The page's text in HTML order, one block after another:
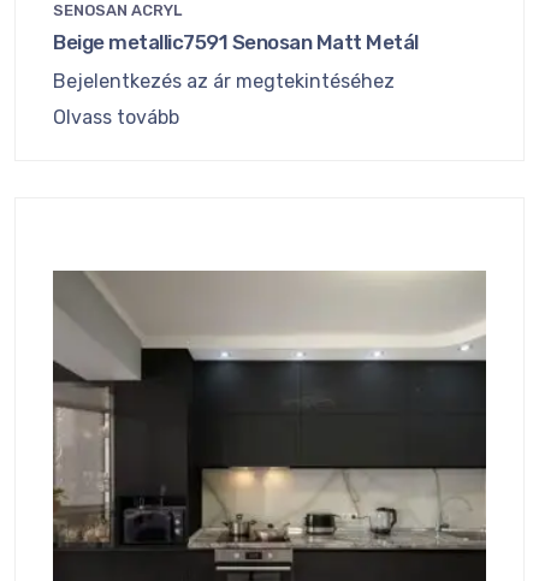
SENOSAN ACRYL
Beige metallic7591 Senosan Matt Metál
Bejelentkezés az ár megtekintéséhez
Olvass tovább